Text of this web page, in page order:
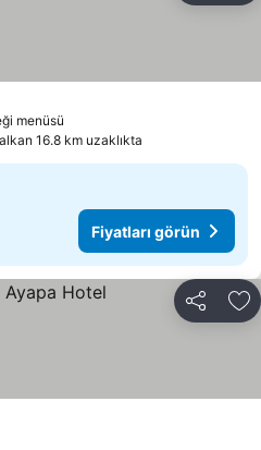
menüsü
16.8 km uzaklıkta
Fiyatları görün
Paylaş
görün